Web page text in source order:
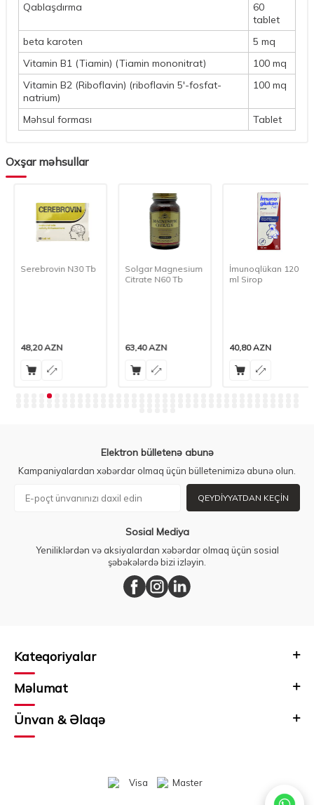
Qablaşdırma
60
tablet
beta karoten
5 mq
Vitamin B1 (Tiamin) (Tiamin mononitrat)
100 mq
Vitamin B2 (Riboflavin) (riboflavin 5'-fosfat-
natrium)
100 mq
Məhsul forması Tablet
Oxşar məhsullar
Serebrovin N30 Tb
48,20AZN
Solgar Magnesium
Citrate N60 Tb
63,40AZN
İmunoqlükan 120
ml Sirop
40,80AZN
Elektron bülletenə abunə
Kampaniyalardan xəbərdar olmaq üçün bülletenimizə abunə olun.
QEYDIYYATDAN KEÇIN
Sosial Mediya
Yeniliklərdən və aksiyalardan xəbərdar olmaq üçün sosial
şəbəkələrdə bizi izləyin.
Kateqoriyalar
Məlumat
Ünvan & Əlaqə